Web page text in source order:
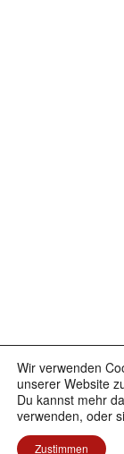
Facebook
Wir verwenden
unserer Website
Du kannst mehr
verwenden, oder
Zustimmen